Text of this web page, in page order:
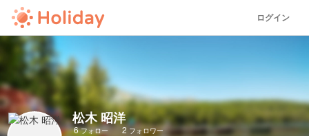
ログイン
松木 昭洋
6フォロー 2 フォロワー